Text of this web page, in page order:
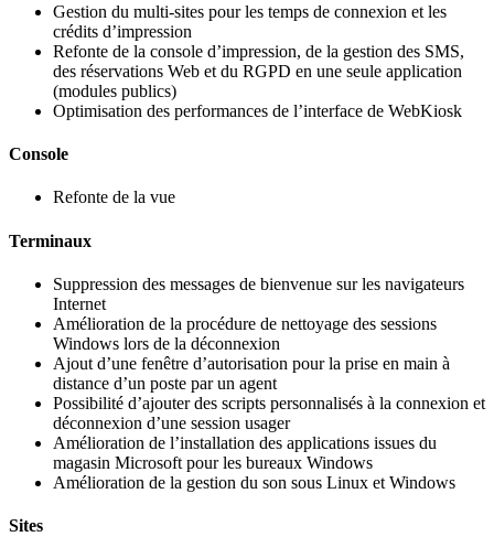
Gestion du multi-sites pour les temps de connexion et les
crédits d’impression
Refonte de la console d’impression, de la gestion des SMS,
des réservations Web et du RGPD en une seule application
(modules publics)
Optimisation des performances de l’interface de WebKiosk
Console
Refonte de la vue
Terminaux
Suppression des messages de bienvenue sur les navigateurs
Internet
Amélioration de la procédure de nettoyage des sessions
Windows lors de la déconnexion
Ajout d’une fenêtre d’autorisation pour la prise en main à
distance d’un poste par un agent
Possibilité d’ajouter des scripts personnalisés à la connexion et
déconnexion d’une session usager
Amélioration de l’installation des applications issues du
magasin Microsoft pour les bureaux Windows
Amélioration de la gestion du son sous Linux et Windows
Sites